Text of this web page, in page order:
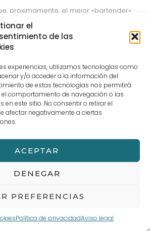
el
de las
experiencias, utilizamos tecnologías como
y/o acceder a la información del
de estas tecnologías nos permitirá
comportamiento de navegación o las
en este sitio. No consentir o retirar el
afectar negativamente a ciertas
ACEPTAR
DENEGAR
PREFERENCIAS
Política de privacidadAviso legal
proximamente, el mejor «bartender»
para compartir con los alumnos sus
Entrada siguiente→